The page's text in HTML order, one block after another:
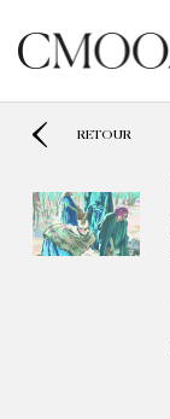
contenu
principal
RETOUR